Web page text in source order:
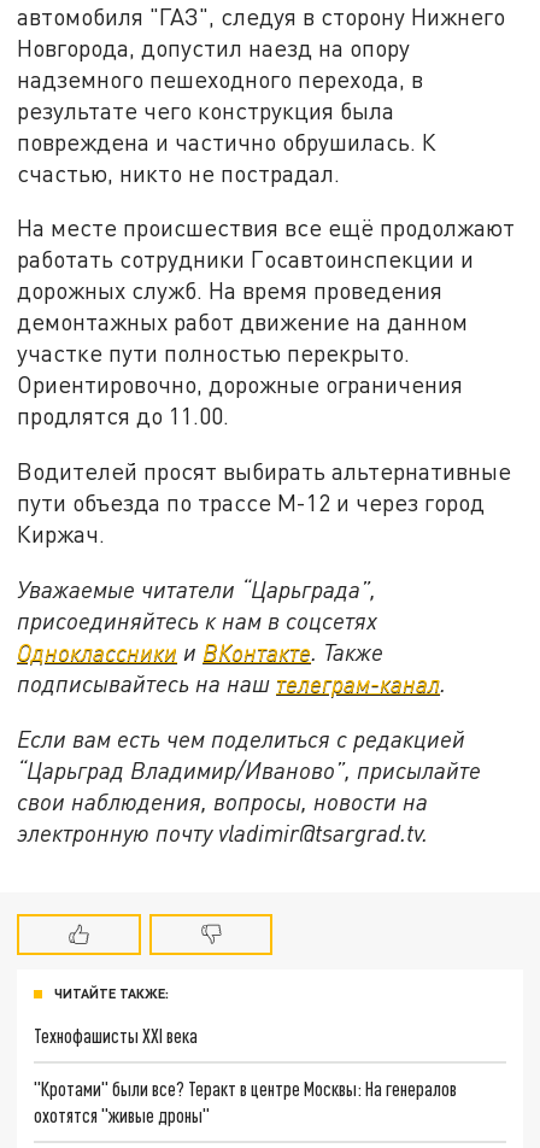
автомобиля "ГАЗ", следуя в сторону Нижнего
Новгорода, допустил наезд на опору
надземного пешеходного перехода, в
результате чего конструкция была
повреждена и частично обрушилась. К
счастью, никто не пострадал.
На месте происшествия все ещё продолжают
работать сотрудники Госавтоинспекции и
дорожных служб. На время проведения
демонтажных работ движение на данном
участке пути полностью перекрыто.
Ориентировочно, дорожные ограничения
продлятся до 11.00.
Водителей просят выбирать альтернативные
пути объезда по трассе М-12 и через город
Киржач.
Уважаемые читатели “Царьграда”,
присоединяйтесь к нам в соцсетях
Одноклассники и ВКонтакте. Также
подписывайтесь на наш телеграм-канал.
Если вам есть чем поделиться с редакцией
“Царьград Владимир/Иваново”, присылайте
свои наблюдения, вопросы, новости на
электронную почту vladimir@tsargrad.tv.
ЧИТАЙТЕ ТАКЖЕ:
Технофашисты XXI века
"Кротами" были все? Теракт в центре Москвы: На генералов
охотятся "живые дроны"